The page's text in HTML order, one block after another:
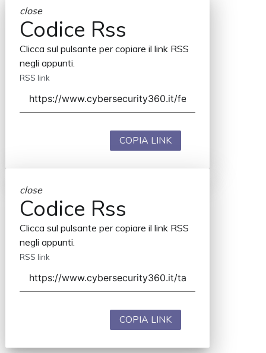
close
Codice Rss
Clicca sul pulsante per copiare il link RSS
negli appunti.
RSS link
COPIA LINK
close
Codice Rss
Clicca sul pulsante per copiare il link RSS
negli appunti.
RSS link
COPIA LINK